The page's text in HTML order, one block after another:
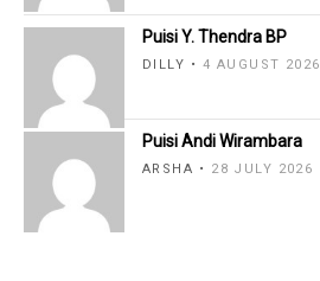
Puisi Y. Thendra BP
DILLY 4 AUGUST 2026
Puisi Andi Wirambara
ARSHA 28 JULY 2026